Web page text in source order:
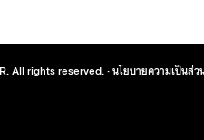
All rights reserved. ·นโยบายความเป็นส่ว